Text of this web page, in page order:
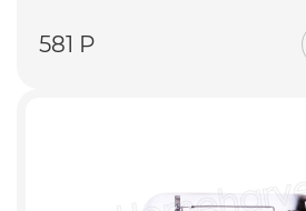
581 Р